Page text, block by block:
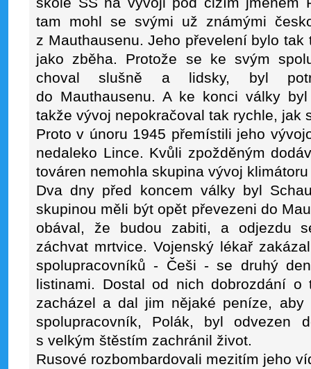
tam mohl se svými už známými
z Mauthausenu. Jeho převelení bylo
jako zběha. Protože se ke svým
choval slušně a lidsky, byl
do Mauthausenu. A ke konci války
takže vývoj nepokračoval tak rychle, jak
Proto v únoru 1945 přemístili jeho
nedaleko Lince. Kvůli zpožděným
továren nemohla skupina vývoj
Dva dny před koncem války byl
skupinou měli být opět převezeni do
obával, že budou zabiti, a odjezdu
záchvat mrtvice. Vojenský lékař
spolupracovníků - Češi - se druhý
listinami. Dostal od nich dobrozdání
zacházel a dal jim nějaké peníze,
spolupracovník, Polák, byl odvezen
s velkým štěstím zachránil život.
Rusové rozbombardovali mezitím jeho